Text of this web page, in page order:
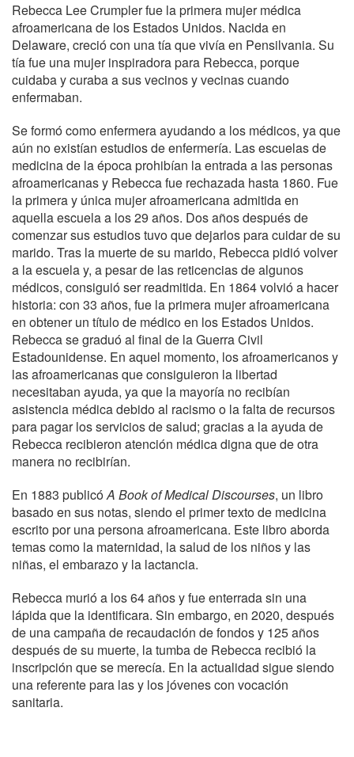
Rebecca Lee Crumpler fue la primera mujer médica
afroamericana de los Estados Unidos. Nacida en
Delaware, creció con una tía que vivía en Pensilvania. Su
tía fue una mujer inspiradora para Rebecca, porque
cuidaba y curaba a sus vecinos y vecinas cuando
enfermaban.
Se formó como enfermera ayudando a los médicos, ya que
aún no existían estudios de enfermería. Las escuelas de
medicina de la época prohibían la entrada a las personas
afroamericanas y Rebecca fue rechazada hasta 1860. Fue
la primera y única mujer afroamericana admitida en
aquella escuela a los 29 años. Dos años después de
comenzar sus estudios tuvo que dejarlos para cuidar de su
marido. Tras la muerte de su marido, Rebecca pidió volver
a la escuela y, a pesar de las reticencias de algunos
médicos, consiguió ser readmitida. En 1864 volvió a hacer
historia: con 33 años, fue la primera mujer afroamericana
en obtener un título de médico en los Estados Unidos.
Rebecca se graduó al final de la Guerra Civil
Estadounidense. En aquel momento, los afroamericanos y
las afroamericanas que consiguieron la libertad
necesitaban ayuda, ya que la mayoría no recibían
asistencia médica debido al racismo o la falta de recursos
para pagar los servicios de salud; gracias a la ayuda de
Rebecca recibieron atención médica digna que de otra
manera no recibirían.
En 1883 publicóA Book of MedicalDiscourses, un libro
basado en sus notas, siendo el primer texto de medicina
escrito por una persona afroamericana. Este libro aborda
temas como la maternidad, la salud de los niños y las
niñas, el embarazo y la lactancia.
Rebecca murió a los 64 años y fue enterrada sin una
lápida que la identificara. Sin embargo, en 2020, después
de una campaña de recaudación de fondos y 125 años
después de su muerte, la tumba de Rebecca recibió la
inscripción que se merecía. En la actualidad sigue siendo
una referente para las y los jóvenes con vocación
sanitaria.